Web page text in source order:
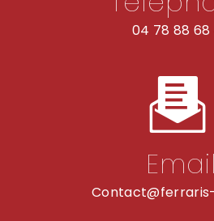
04 78 88
Email